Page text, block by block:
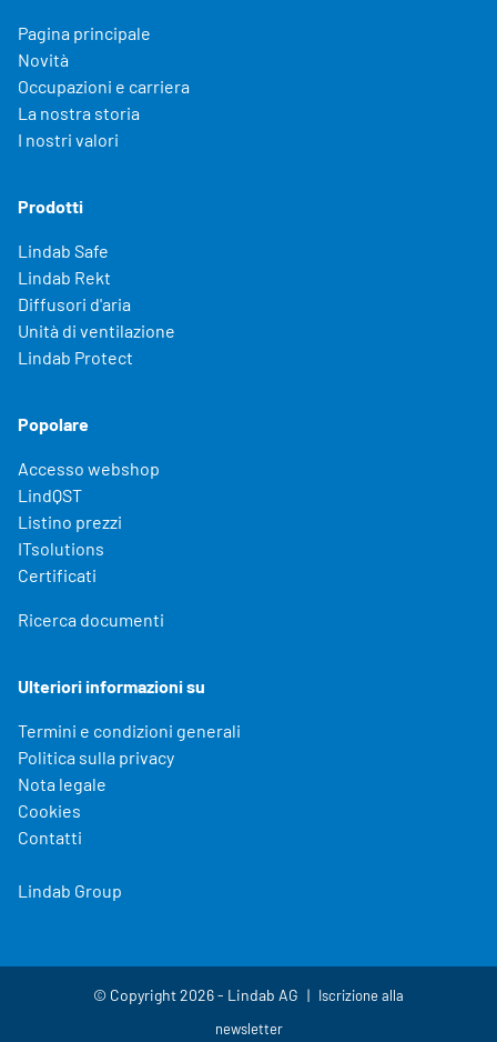
Pagina principale
Novità
Occupazioni e carriera
La nostra storia
I nostri valori
Prodotti
Lindab Safe
Lindab Rekt
Diffusori d'aria
Unità di ventilazione
Lindab Protect
Popolare
Accesso webshop
LindQST
Listino prezzi
ITsolutions
Certificati
Ricerca documenti
Ulteriori informazioni su
Termini e condizioni generali
Politica sulla privacy
Nota legale
Cookies
Contatti
Lindab Group
© Copyright 2026 - Lindab AG
Iscrizione alla
newsletter